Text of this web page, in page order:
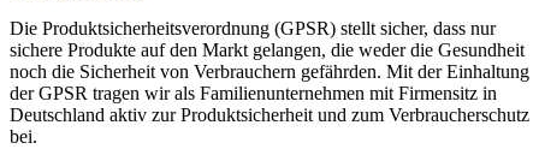
Die Produktsicherheitsverordnung (GPSR) stellt sicher, dass nur
sichere Produkte auf den Markt gelangen, die weder die Gesundheit
noch die Sicherheit von Verbrauchern gefährden. Mit der Einhaltung
der GPSR tragen wir als Familienunternehmen mit Firmensitz in
Deutschland aktiv zur Produktsicherheit und zum Verbraucherschutz
bei.